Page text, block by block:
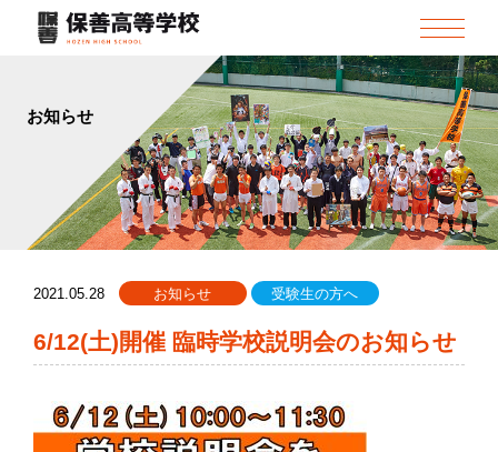
お知らせ
2021.05.28 お知らせ 受験生の方へ
6/12(土)開催 臨時学校説明会のお知らせ